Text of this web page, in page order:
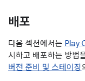
배포
다음 섹션에서는 Play
시하고 배포하는 방법
버전 준비 및 스테이징